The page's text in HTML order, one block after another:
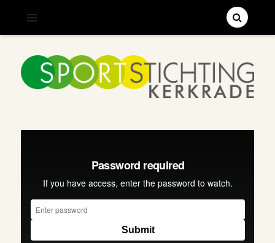
SPORTSTICHTING KERKRADE